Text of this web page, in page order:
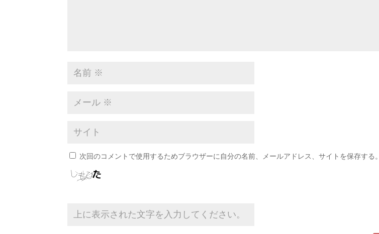
次回のコメントで使用するためブラウザーに自分の名前、メールアドレス、サイトを保存する。